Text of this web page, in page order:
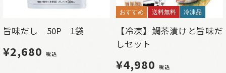
旨味だし 50P 1袋
¥2,680 税込
おすすめ 送料無料 冷凍品
【冷凍】鯛茶漬けと旨味だ
しセット
¥4,980 税込